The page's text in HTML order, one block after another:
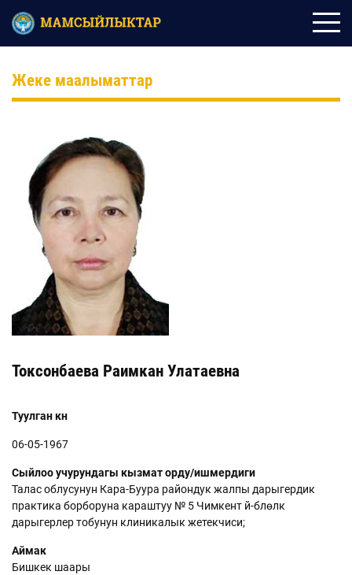
Жеке маалыматтар
Токсонбаева Раимкан Улатаевна
Туулган күнү
06-05-1967
Сыйлоо учурундагы кызмат орду/ишмердиги
Талас облусунун Кара-Буура райондук жалпы дарыгердик
практика борборуна караштуу № 5 Чимкент үй-бүлөлүк
дарыгерлер тобунун клиникалык жетекчиси;
Аймак
Бишкек шаары